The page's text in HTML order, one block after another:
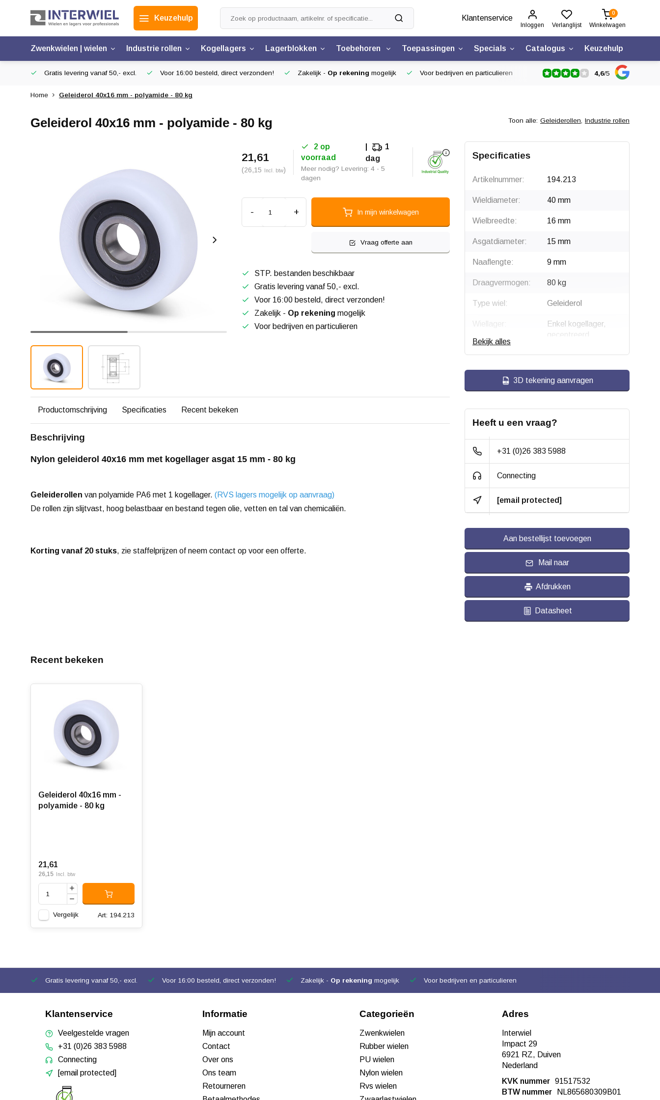
Keuzehulp Klantenservice
Inloggen Verlanglijst
0
Winkelwagen
Zwenkwielen | wielen Industrie rollen Kogellagers Lagerblokken Toebehoren Toepassingen Specials Catalogus Keuzehulp
Gratis levering vanaf 50,- excl. Voor 16:00 besteld, direct verzonden! Zakelijk - Op rekening mogelijk Voor bedrijven en particulieren 4,6/5
Home Geleiderol 40x16 mm - polyamide - 80 kg
Geleiderol 40x16 mm - polyamide - 80 kg Toon alle: Geleiderollen, Industrie rollen
21,61
(26,15 Incl. btw)
2 op
voorraad
1
dag
Meer nodig? Levering: 4 - 5
dagen
- + In mijn winkelwagen
Vraag offerte aan
STP. bestanden beschikbaar
Gratis levering vanaf 50,- excl.
Voor 16:00 besteld, direct verzonden!
Zakelijk - Op rekening mogelijk
Voor bedrijven en particulieren
Productomschrijving Specificaties Recent bekeken
Beschrijving
Nylon geleiderol 40x16 mm met kogellager asgat 15 mm - 80 kg
Geleiderollen van polyamide PA6 met 1 kogellager. (RVS lagers mogelijk op aanvraag)
De rollen zijn slijtvast, hoog belastbaar en bestand tegen olie, vetten en tal van chemicaliën.
Korting vanaf 20 stuks, zie staffelprijzen of neem contact op voor een offerte.
Specificaties
Artikelnummer: 194.213
Wieldiameter: 40 mm
Wielbreedte: 16 mm
Asgatdiameter: 15 mm
Naaflengte: 9 mm
Draagvermogen: 80 kg
Type wiel: Geleiderol
Wiellager:
Enkel kogellager,
gecentreerd
Type lager: 6002 2RS
Bandage:
Temperatuur:
Bekijk alles
3D tekening aanvragen
Heeft u een vraag?
+31 (0)26 383 5988
Connecting
[email protected]
Aan bestellijst toevoegen
Mail naar
Afdrukken
Datasheet
Recent bekeken
Geleiderol 40x16 mm -
polyamide - 80 kg
21,61
26,15 Incl. btw
Vergelijk Art: 194.213
Gratis levering vanaf 50,- excl. Voor 16:00 besteld, direct verzonden! Zakelijk - Op rekening mogelijk Voor bedrijven en particulieren
Klantenservice
Veelgestelde vragen
+31 (0)26 383 5988
Connecting
[email protected]
Informatie
Mijn account
Contact
Over ons
Ons team
Retourneren
Categorieën
Zwenkwielen
Rubber wielen
PU wielen
Nylon wielen
Rvs wielen
Adres
Interwiel
Impact 29
6921 RZ, Duiven
Nederland
KVK nummer 91517532
BTW nummer
NL865680309B01